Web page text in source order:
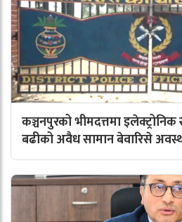
कञ्चनपुरको भीमदत्तमा
बढीको अवैध सामान बेवारिसे